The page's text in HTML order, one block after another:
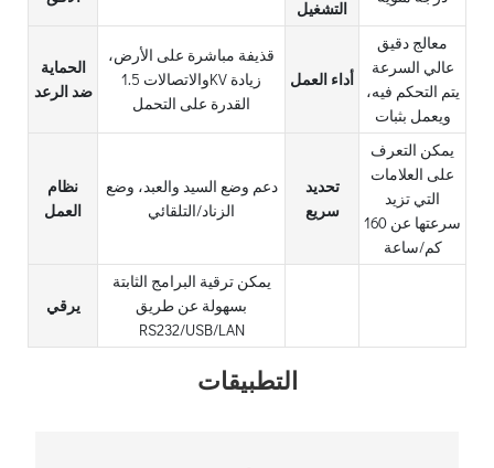
التشغيل
الحماية
ضد الرعد
قذيفة مباشرة على الأرض،
والاتصالات 1.5KV زيادة
القدرة على التحمل
أداء العمل
معالج دقيق
عالي السرعة
يتم التحكم فيه،
ويعمل بثبات
نظام
العمل
دعم وضع السيد والعبد، وضع
الزناد/التلقائي
تحديد
سريع
يمكن التعرف
على العلامات
التي تزيد
سرعتها عن 160
كم/ساعة
يرقي
يمكن ترقية البرامج الثابتة
بسهولة عن طريق
RS232/USB/LAN
التطبيقات